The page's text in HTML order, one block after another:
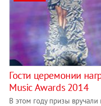
Гости церемонии
Music Awards 2014
В этом году призы